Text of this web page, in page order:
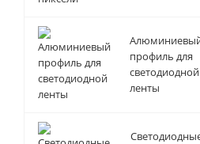
профиль для
светодиодной
ленты